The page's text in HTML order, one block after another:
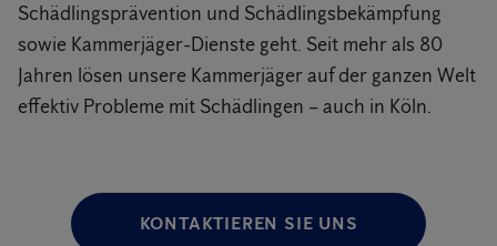
Schädlingsprävention und Schädlingsbekämpfung
sowie Kammerjäger-Dienste geht. Seit mehr als 80
Jahren lösen unsere Kammerjäger auf der ganzen Welt
effektiv Probleme mit Schädlingen – auch in Köln.
KONTAKTIEREN SIE UNS